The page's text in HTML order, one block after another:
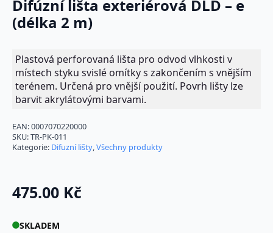
Difúzní lišta exteriérová DLD – e
(délka 2 m)
Plastová perforovaná lišta pro odvod vlhkosti v
místech styku svislé omítky s zakončením s vnějším
terénem. Určená pro vnější použití. Povrh lišty lze
barvit akrylátovými barvami.
EAN:0007070220000
SKU:TR-PK-011
Kategorie: Difuzní lišty,Všechny produkty
475.00 Kč
SKLADEM